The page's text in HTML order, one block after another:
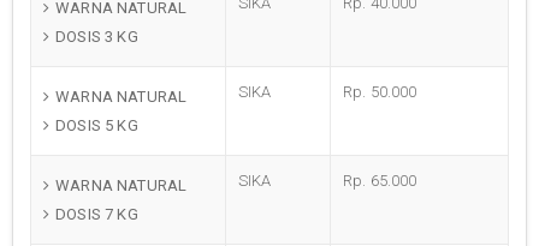
WARNA NATURAL
DOSIS 3 KG
WARNA NATURAL
DOSIS 5 KG
SIKA Rp. 50.000
WARNA NATURAL
DOSIS 7 KG
SIKA Rp. 65.000